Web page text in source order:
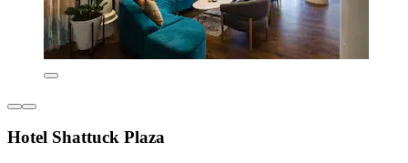
Hotel Shattuck Plaza